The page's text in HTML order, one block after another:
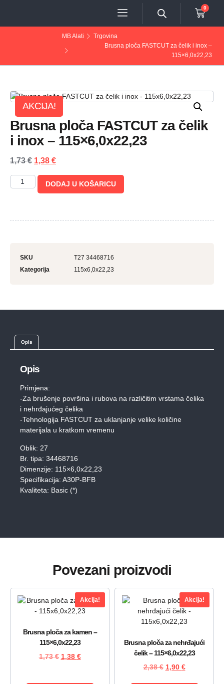
0
MB Alati
Trgovina
Brusna ploča FASTCUT za čelik i inox –
115×6,0x22,23
AKCIJA!
Brusna ploča FASTCUT za čelik
i inox – 115×6,0x22,23
1,73€ 1,38 €
DODAJ U KOŠARICU
SKU
T27 34468716
Kategorija
115x6,0x22,23
Opis
Opis
Primjena:
-Za brušenje površina i rubova na različitim vrstama čelika
i nehrđajućeg čelika
-Tehnologija FASTCUT za uklanjanje velike količine
materijala u kratkom vremenu
Oblik: 27
Br. tipa: 34468716
Dimenzije: 115×6,0x22,23
Specifikacija: A30P-BFB
Kvaliteta: Basic (*)
Povezani proizvodi
Akcija!
Brusna ploča za kamen –
115×6,0x22,23
1,73€ 1,38 €
Akcija!
Brusna ploča za nehrđajući
čelik – 115×6,0x22,23
2,38€ 1,90 €